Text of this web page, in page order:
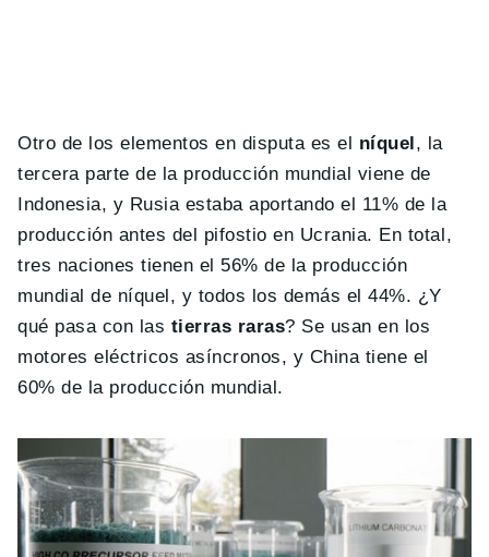
Otro de los elementos en disputa es el níquel , la
tercera parte de la producción mundial viene de
Indonesia, y Rusia estaba aportando el 11% de la
producción antes del pifostio en Ucrania. En total,
tres naciones tienen el 56% de la producción
mundial de níquel, y todos los demás el 44%. ¿Y
qué pasa con las tierras raras? Se usan en los
motores eléctricos asíncronos, y China tiene el
60% de la producción mundial.